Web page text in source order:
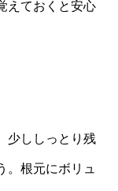
えておくと安心
少ししっとり残
。根元にボリュ